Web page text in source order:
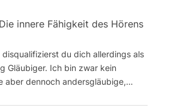
Die innere Fähigkeit des Hörens
disqualifizierst du dich allerdings als
Gläubiger. Ich bin zwar kein
aber dennoch andersgläubige,…